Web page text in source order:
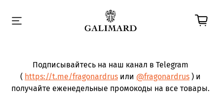
Подписывайтесь на наш канал в Telegram
( https://t.me/fragonardrus или @fragonardrus ) и
получайте еженедельные промокоды на все товары.